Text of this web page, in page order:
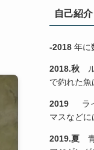
自己紹介
-2018 年に
2018.秋
で釣れた
2019 ライ
マスなどに
2019.夏